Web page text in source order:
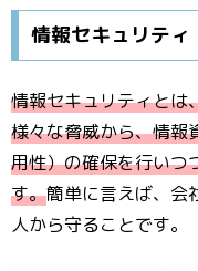
情報セキュリティ
情報セキュリティとは
様々な脅威から、情報
用性）の確保を行いつ
す。簡単に言えば、会
人から守ることです。